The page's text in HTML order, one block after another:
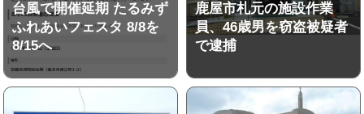
台風で開催延期 たるみず
ふれあいフェスタ 8/8を
8/15へ
鹿屋市札元の施設作業
員、46歳男を窃盗被疑者
で逮捕